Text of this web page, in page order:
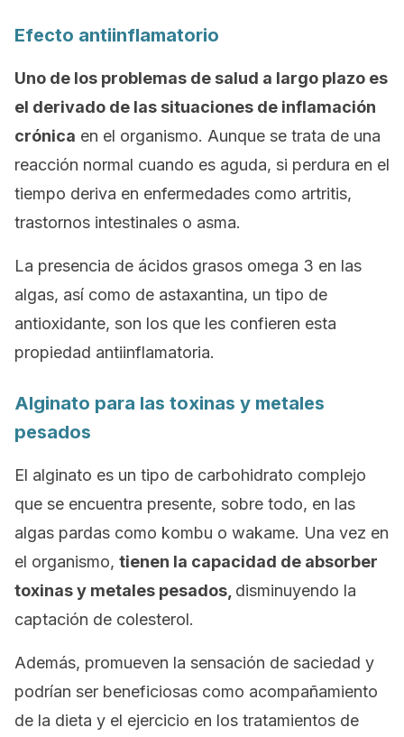
Efecto antiinflamatorio
Uno de los problemas de salud a largo plazo es
el derivado de las situaciones de inflamación
crónica en el organismo. Aunque se trata de una
reacción normal cuando es aguda, si perdura en el
tiempo deriva en enfermedades como artritis,
trastornos intestinales o asma.
La presencia de ácidos grasos omega 3 en las
algas, así como de astaxantina, un tipo de
antioxidante, son los que les confieren esta
propiedad antiinflamatoria.
Alginato para las toxinas y metales
pesados
El alginato es un tipo de carbohidrato complejo
que se encuentra presente, sobre todo, en las
algas pardas como kombu o wakame. Una vez en
el organismo, tienen la capacidad de absorber
toxinas y metales pesados, disminuyendo la
captación de colesterol.
Además, promueven la sensación de saciedad y
podrían ser beneficiosas como acompañamiento
de la dieta y el ejercicio en los tratamientos de